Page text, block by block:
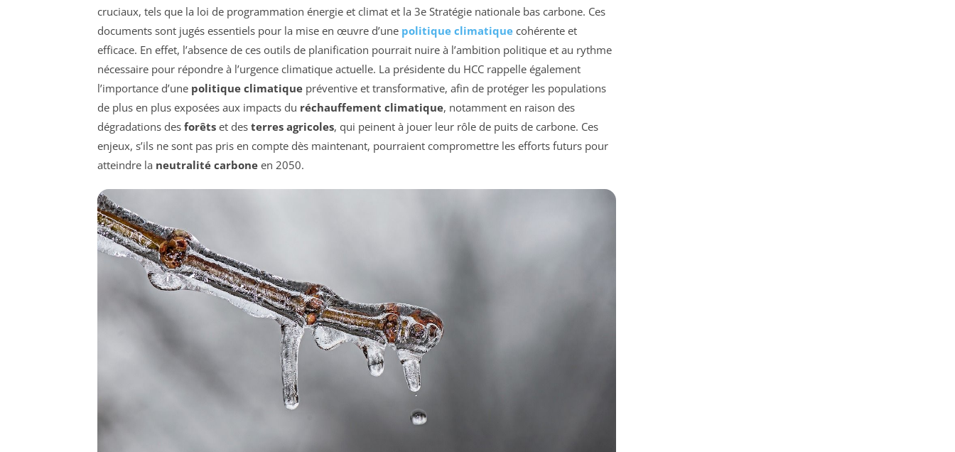
cruciaux, tels que la loi de programmation énergie et climat et la 3e Stratégie nationale bas carbone. Ces
documents sont jugés essentiels pour la mise en œuvre d’une politique climatique cohérente et
efficace. En effet, l’absence de ces outils de planification pourrait nuire à l’ambition politique et au rythme
nécessaire pour répondre à l’urgence climatique actuelle. La présidente du HCC rappelle également
l’importance d’une politique climatique préventive et transformative, afin de protéger les populations
de plus en plus exposées aux impacts du réchauffement climatique, notamment en raison des
dégradations des forêts et des terres agricoles, qui peinent à jouer leur rôle de puits de carbone. Ces
enjeux, s’ils ne sont pas pris en compte dès maintenant, pourraient compromettre les efforts futurs pour
atteindre la neutralité carbone en 2050.